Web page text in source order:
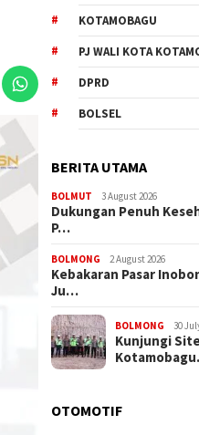
KOTAMOBAGU
PJ WALI KOTA
DPRD
BOLSEL
BERITA UTAMA
BOLMUT 3 August 2026
Dukungan Penuh
P…
BOLMONG 2 August 2026
Kebakaran Pasar
Ju…
BOLMONG 30
Kunjungi
OTOMOTIF